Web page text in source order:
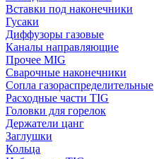
Вставки под наконечники
Гусаки
Диффузоры газовые
Каналы направляющие
Прочее MIG
Сварочные наконечники
Сопла газораспределительные
Расходные части TIG
Головки для горелок
Держатели цанг
Заглушки
Кольца